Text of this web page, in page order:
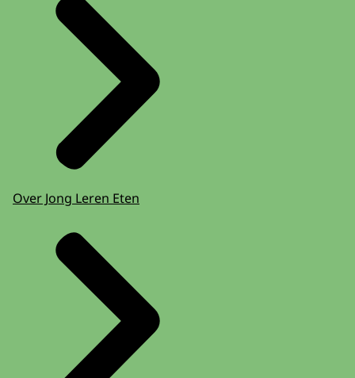
Over Jong Leren Eten